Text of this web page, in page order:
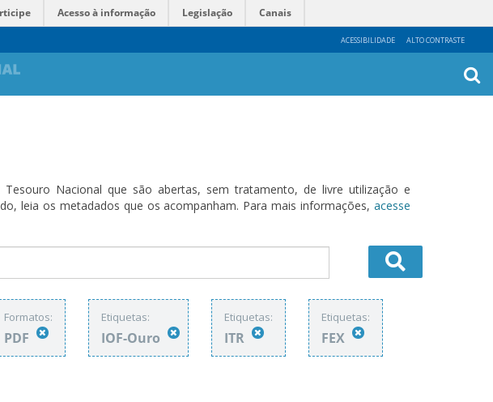
ACESSIBILIDADE ALTO CONTRASTE
Acesso à informação Legislação Canais
Nacional que são abertas, sem tratamento, de livre utilização e
leia os metadados que os acompanham. Para mais informações, acesse
Formatos:
PDF
Etiquetas:
IOF-Ouro
Etiquetas:
ITR
Etiquetas:
FEX